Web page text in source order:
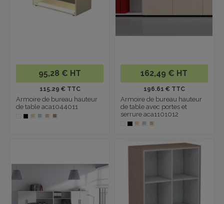
95,28 € HT
115.29 € TTC
Armoire de bureau hauteur
de table aca1044011
162,49 € HT
196.61 € TTC
Armoire de bureau hauteur
de table avec portes et
serrure aca1101012